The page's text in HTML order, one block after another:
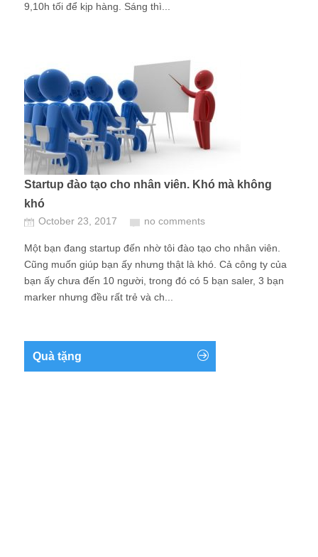
9,10h tối để kịp hàng. Sáng thì...
Startup đào tạo cho nhân viên. Khó mà không
khó
October 23, 2017 no comments
Một bạn đang startup đến nhờ tôi đào tạo cho nhân viên.
Cũng muốn giúp bạn ấy nhưng thật là khó. Cả công ty của
bạn ấy chưa đến 10 người, trong đó có 5 bạn saler, 3 bạn
marker nhưng đều rất trẻ và ch...
Quà tặng